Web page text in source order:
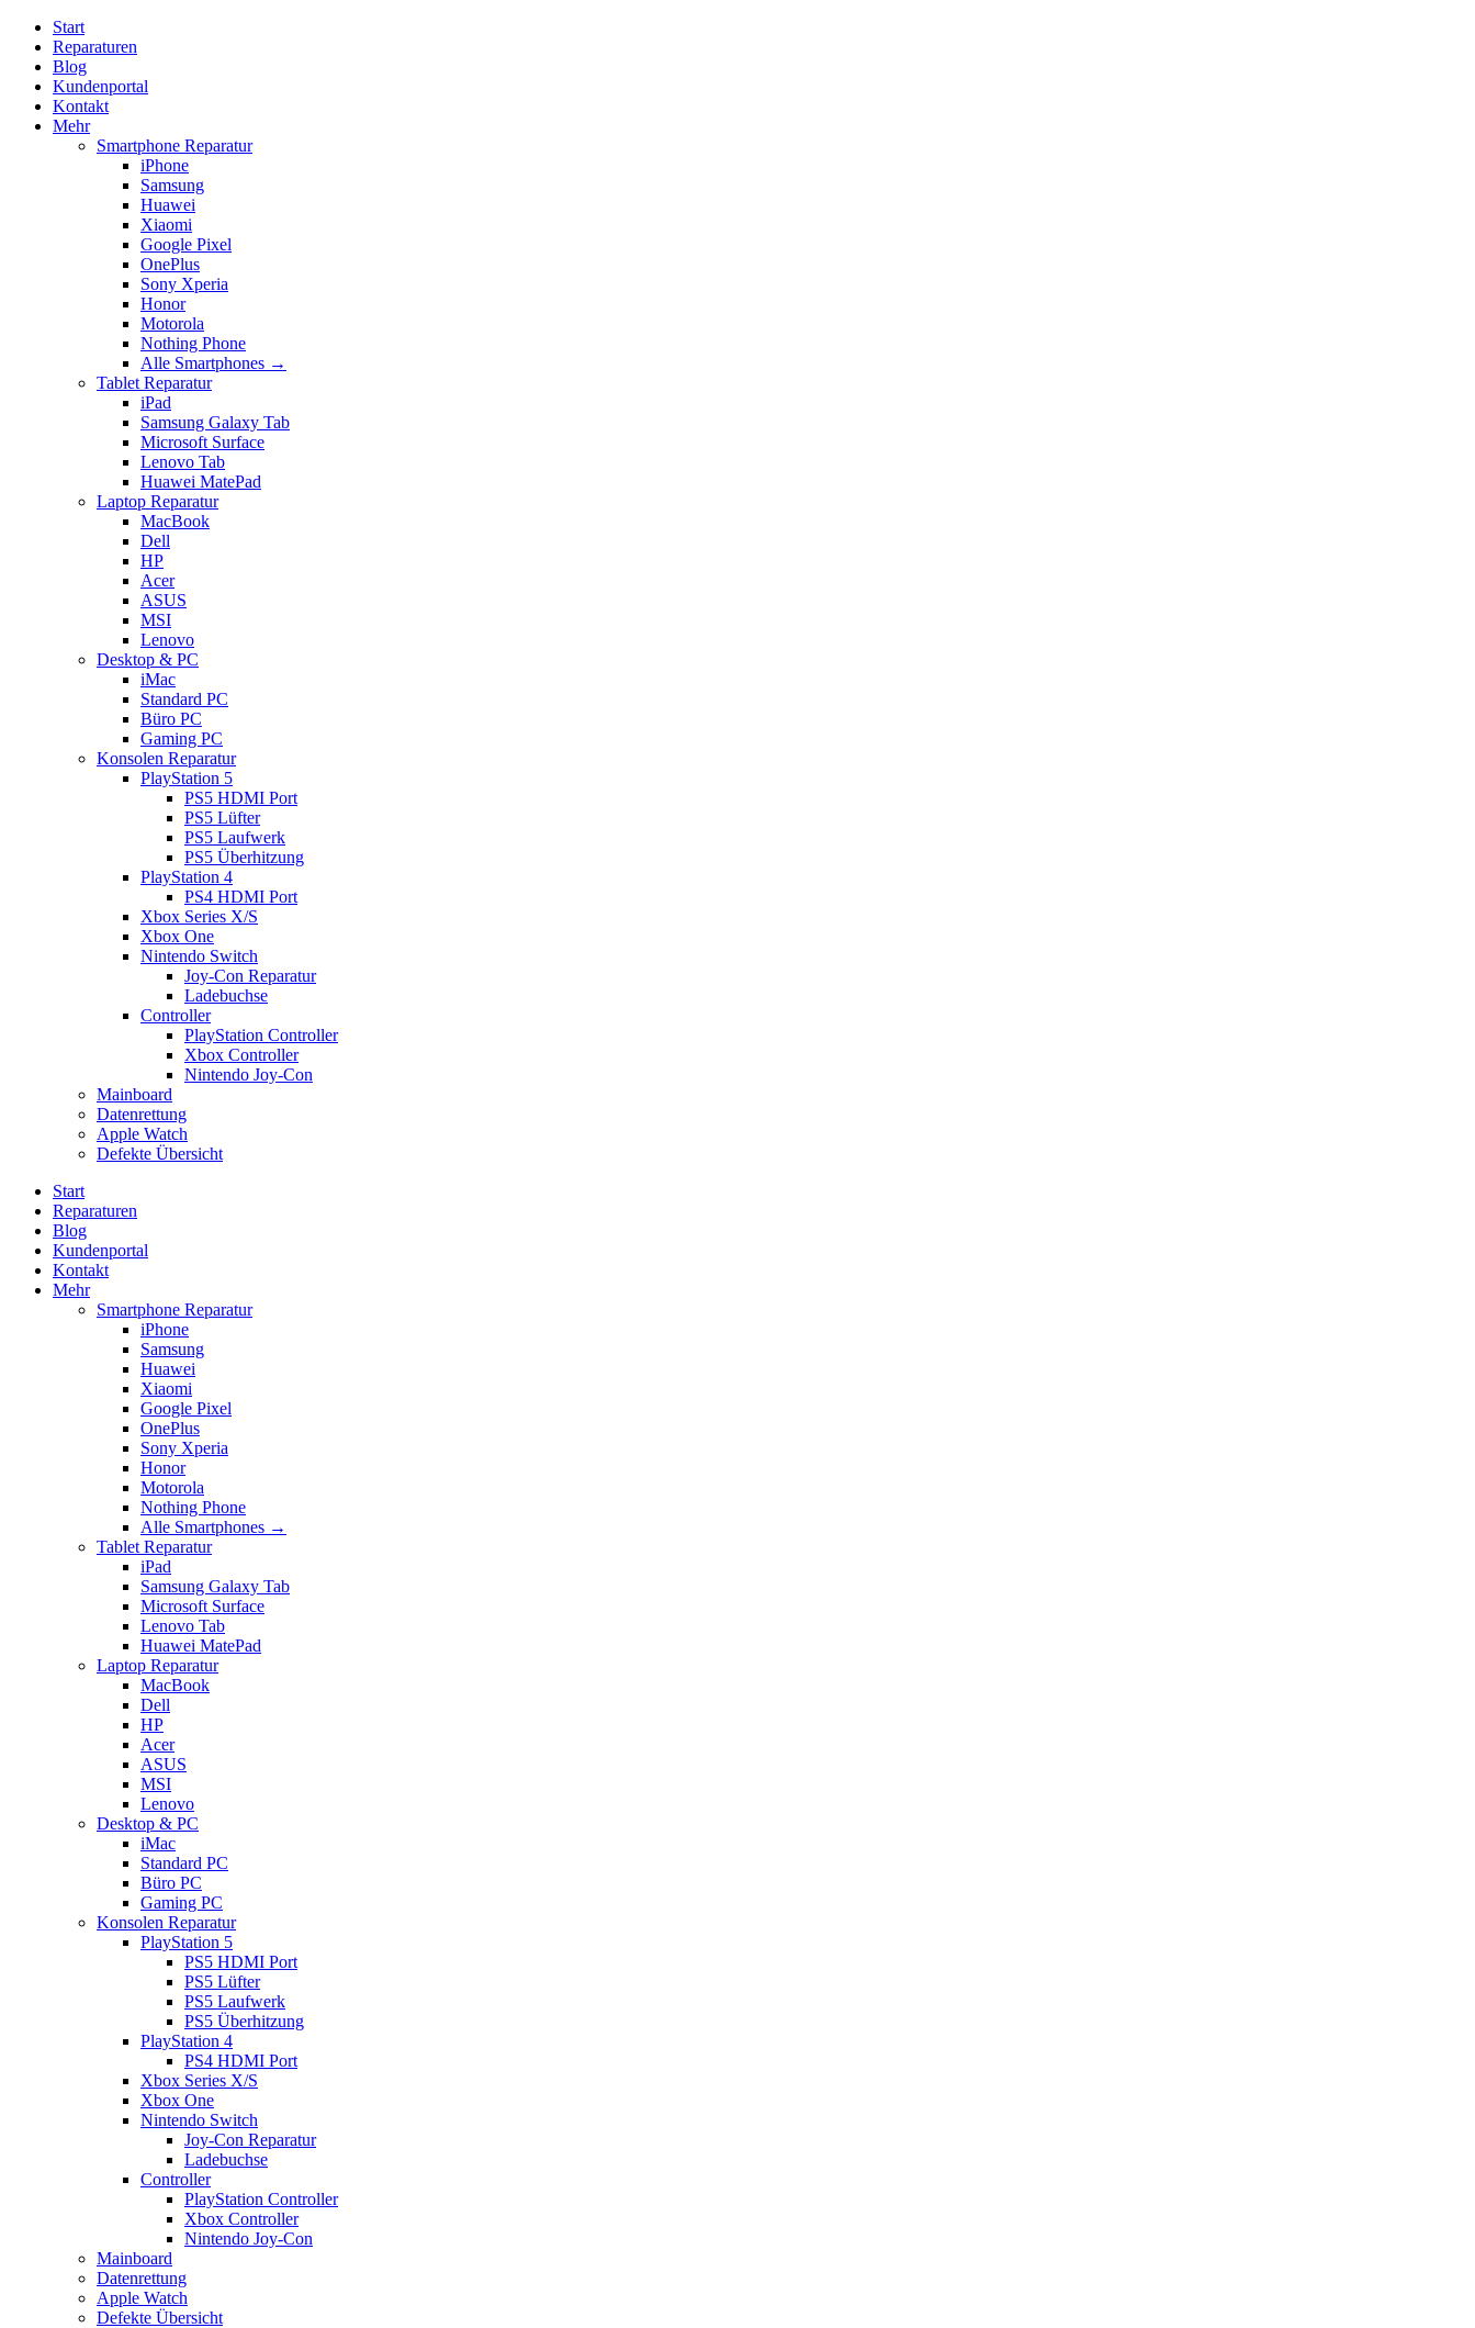
Start
Reparaturen
Blog
Kundenportal
Kontakt
Mehr
Smartphone Reparatur
iPhone
Samsung
Huawei
Xiaomi
Google Pixel
OnePlus
Sony Xperia
Honor
Motorola
Nothing Phone
Alle Smartphones →
Tablet Reparatur
iPad
Samsung Galaxy Tab
Microsoft Surface
Lenovo Tab
Huawei MatePad
Laptop Reparatur
MacBook
Dell
HP
Acer
ASUS
MSI
Lenovo
Desktop & PC
iMac
Standard PC
Büro PC
Gaming PC
Konsolen Reparatur
PlayStation 5
PS5 HDMI Port
PS5 Lüfter
PS5 Laufwerk
PS5 Überhitzung
PlayStation 4
PS4 HDMI Port
Xbox Series X/S
Xbox One
Nintendo Switch
Joy-Con Reparatur
Ladebuchse
Controller
PlayStation Controller
Xbox Controller
Nintendo Joy-Con
Mainboard
Datenrettung
Apple Watch
Defekte Übersicht
Start
Reparaturen
Blog
Kundenportal
Kontakt
Mehr
Smartphone Reparatur
iPhone
Samsung
Huawei
Xiaomi
Google Pixel
OnePlus
Sony Xperia
Honor
Motorola
Nothing Phone
Alle Smartphones →
Tablet Reparatur
iPad
Samsung Galaxy Tab
Microsoft Surface
Lenovo Tab
Huawei MatePad
Laptop Reparatur
MacBook
Dell
HP
Acer
ASUS
MSI
Lenovo
Desktop & PC
iMac
Standard PC
Büro PC
Gaming PC
Konsolen Reparatur
PlayStation 5
PS5 HDMI Port
PS5 Lüfter
PS5 Laufwerk
PS5 Überhitzung
PlayStation 4
PS4 HDMI Port
Xbox Series X/S
Xbox One
Nintendo Switch
Joy-Con Reparatur
Ladebuchse
Controller
PlayStation Controller
Xbox Controller
Nintendo Joy-Con
Mainboard
Datenrettung
Apple Watch
Defekte Übersicht